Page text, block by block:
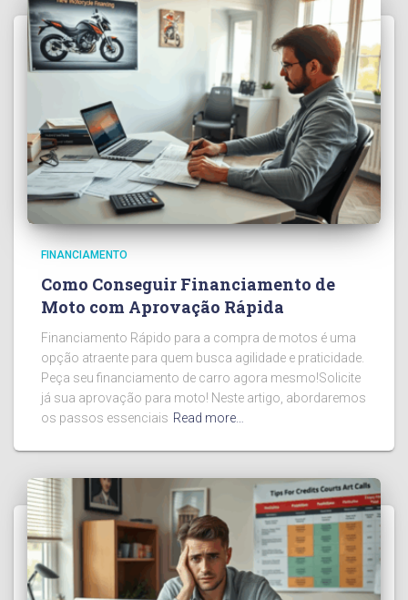
FINANCIAMENTO
Como Conseguir Financiamento de
Moto com Aprovação Rápida
Financiamento Rápido para a compra de motos é uma
opção atraente para quem busca agilidade e praticidade.
Peça seu financiamento de carro agora mesmo!Solicite
já sua aprovação para moto! Neste artigo, abordaremos
os passos essenciais Read more…